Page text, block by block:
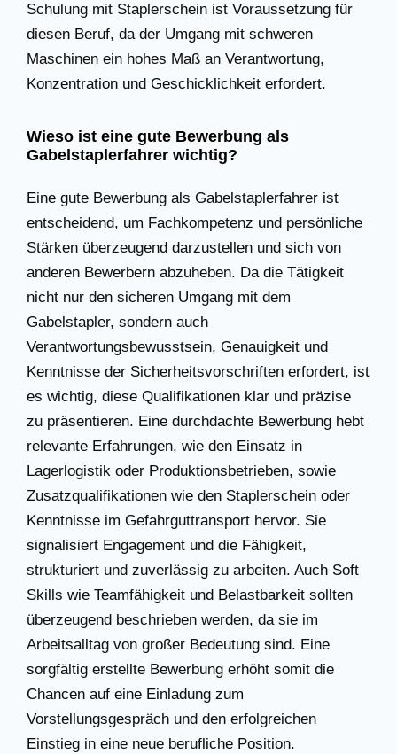
Schulung mit Staplerschein ist Voraussetzung für
diesen Beruf, da der Umgang mit schweren
Maschinen ein hohes Maß an Verantwortung,
Konzentration und Geschicklichkeit erfordert.
Wieso ist eine gute Bewerbung als
Gabelstaplerfahrer wichtig?
Eine gute Bewerbung als Gabelstaplerfahrer ist
entscheidend, um Fachkompetenz und persönliche
Stärken überzeugend darzustellen und sich von
anderen Bewerbern abzuheben. Da die Tätigkeit
nicht nur den sicheren Umgang mit dem
Gabelstapler, sondern auch
Verantwortungsbewusstsein, Genauigkeit und
Kenntnisse der Sicherheitsvorschriften erfordert, ist
es wichtig, diese Qualifikationen klar und präzise
zu präsentieren. Eine durchdachte Bewerbung hebt
relevante Erfahrungen, wie den Einsatz in
Lagerlogistik oder Produktionsbetrieben, sowie
Zusatzqualifikationen wie den Staplerschein oder
Kenntnisse im Gefahrguttransport hervor. Sie
signalisiert Engagement und die Fähigkeit,
strukturiert und zuverlässig zu arbeiten. Auch Soft
Skills wie Teamfähigkeit und Belastbarkeit sollten
überzeugend beschrieben werden, da sie im
Arbeitsalltag von großer Bedeutung sind. Eine
sorgfältig erstellte Bewerbung erhöht somit die
Chancen auf eine Einladung zum
Vorstellungsgespräch und den erfolgreichen
Einstieg in eine neue berufliche Position.